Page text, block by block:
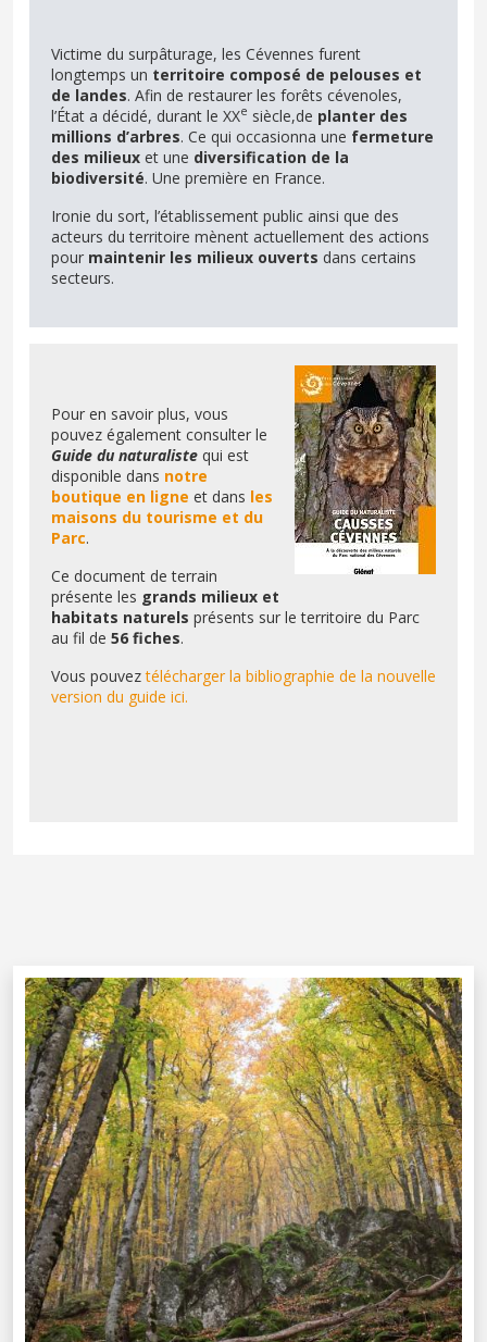
Victime du surpâturage, les Cévennes furent
longtemps un territoire composé de pelouses et
de landes. Afin de restaurer les forêts cévenoles,
l’État a décidé, durant le XXe siècle,de planter des
millions d’arbres. Ce qui occasionna une fermeture
des milieux et une diversification de la
biodiversité. Une première en France.
Ironie du sort, l’établissement public ainsi que des
acteurs du territoire mènent actuellement des actions
pour maintenir les milieux ouverts dans certains
secteurs.
Pour en savoir plus, vous
pouvez également consulter le
Guide du naturaliste qui est
disponible dans notre
boutique en ligne et dans les
maisons du tourisme et du
Parc.
Ce document de terrain
présente les grands milieux et
habitats naturels présents sur le territoire du Parc
au fil de 56 fiches.
Vous pouveztélécharger la bibliographie de la nouvelle
version du guide ici.